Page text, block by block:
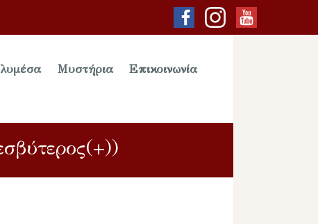
Μυστήρια Επικοινωνία